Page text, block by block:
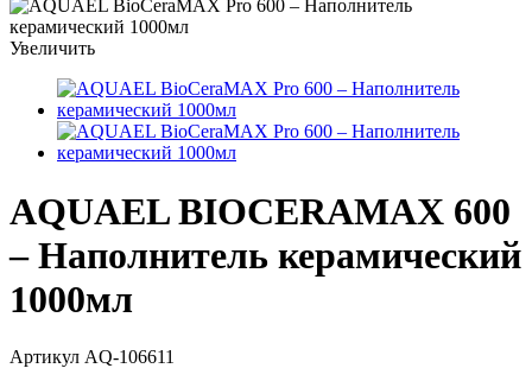
Увеличить
AQUAEL BIOCERAMAX 600
– Наполнитель керамический
1000мл
Артикул AQ-106611